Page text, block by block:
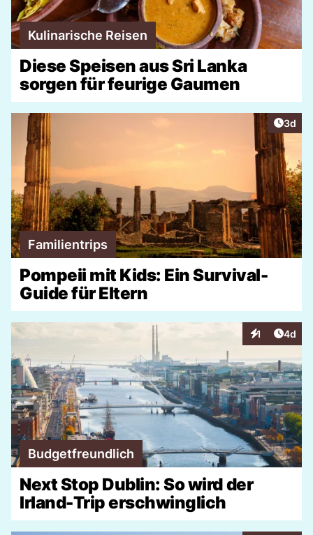
Kulinarische Reisen
Diese Speisen aus Sri Lanka
sorgen für feurige Gaumen
3d
Familientrips
Pompeii mit Kids: Ein Survival-
Guide für Eltern
1
Interaktionen
4d
Budgetfreundlich
Next Stop Dublin: So wird der
Irland-Trip erschwinglich